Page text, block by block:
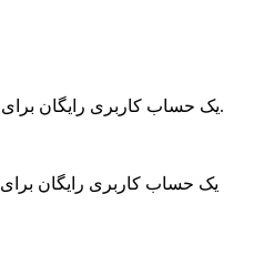
یک حساب کاربری رایگان برای ذخیره آیتم‌های محبوب ایجاد کنید.
یک حساب کاربری رایگان